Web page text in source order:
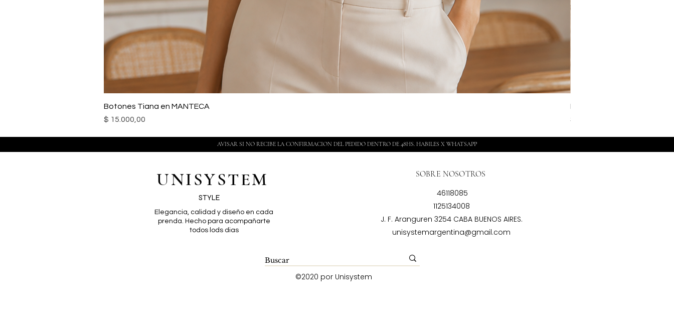
Botones Tiana en MANTECA
Precio
$ 15.000,00
Remera Sunflower en
Precio
$ 12.000,00
AVISAR SI NO RECIBE LA CONFIRMACION DEL PEDIDO DENTRO DE 48HS. HABILES X WHATSAPP
UNISYSTEM
STYLE
Elegancia, calidad y diseño en cada
prenda. Hecho para acompañarte
todos lods dias
SOBRE NOSOTROS
46118085
1125134008
J. F. Aranguren 3254 CABA BUENOS AIRES.
unisystemargentina@gmail.com
©2020 por Unisystem